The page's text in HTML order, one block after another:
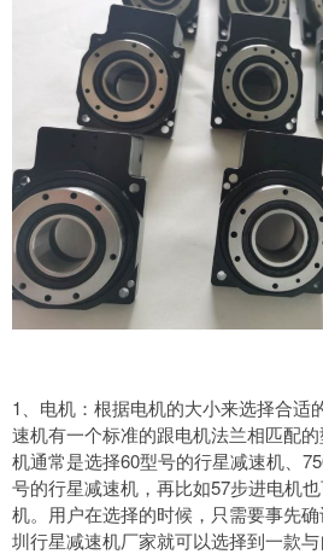
1、电机：根据电机的大小来选择合适
速机有一个标准的跟电机法兰相匹配
机通常是选择60型号的行星减速机、
号的行星减速机，再比如57步进电机
机。用户在选择的时候，只需要事先
圳行星减速机厂家就可以选择到一款与